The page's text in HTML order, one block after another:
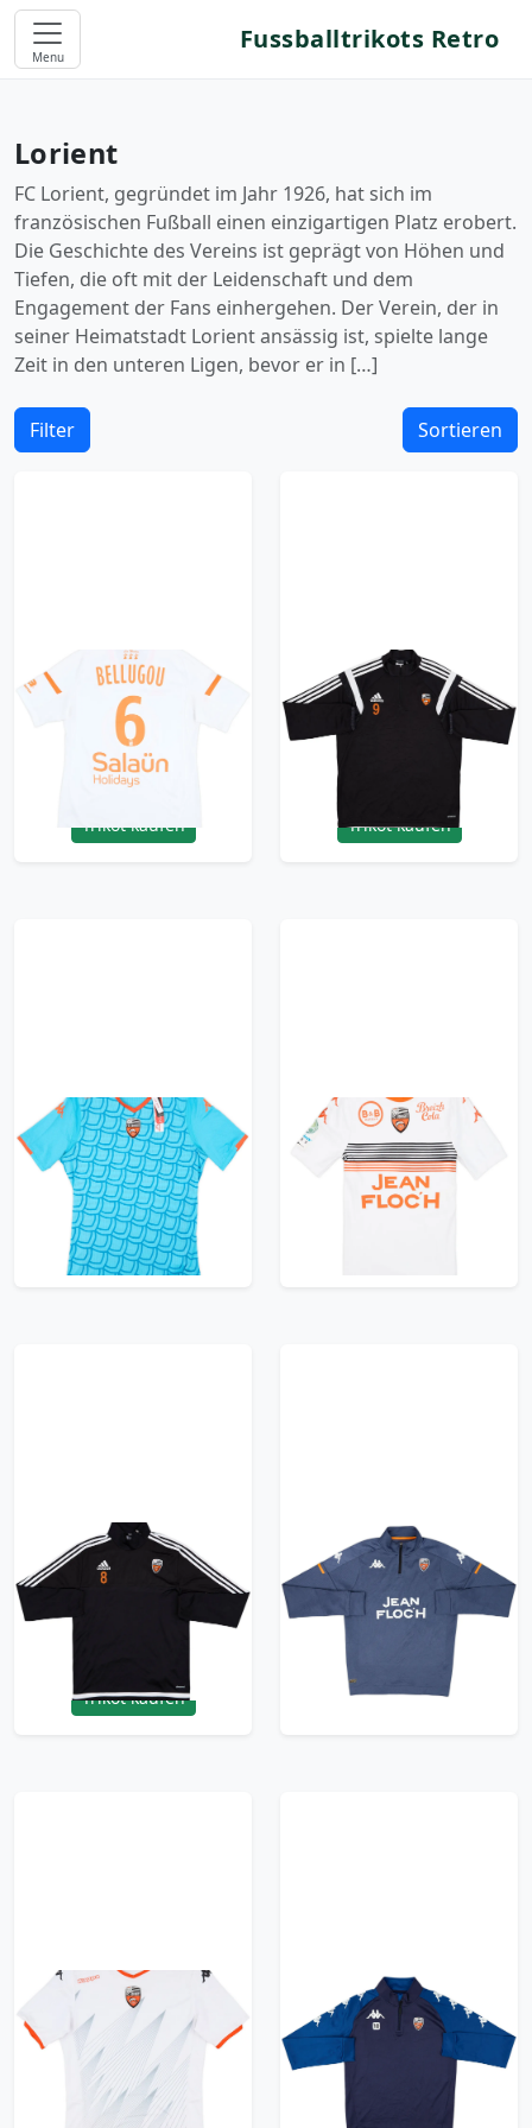
Menu
Fussballtrikots Retro
Lorient
FC Lorient, gegründet im Jahr 1926, hat sich im
französischen Fußball einen einzigartigen Platz erobert.
Die Geschichte des Vereins ist geprägt von Höhen und
Tiefen, die oft mit der Leidenschaft und dem
Engagement der Fans einhergehen. Der Verein, der in
seiner Heimatstadt Lorient ansässig ist, spielte lange
Zeit in den unteren Ligen, bevor er in […]
Filter Sortieren
2016-17 Lorient
Match Issue Barrages
Away Shirt Bellugou
#6
239.99£ · ca. €283
Trikot kaufen
2015-16 Lorient Player
Issue adidas 1/4 Zip
Training Top #9 - 8/10
71.99£ · ca. €85
Trikot kaufen
2018-19 Lorient Third
Shirt (XL)
59.99£ · ca. €71
Trikot kaufen
2017-18 FC Lorient
Authentic Away Shirt -
6/10 - (S/M)
59.99£ · ca. €71
2015-16 Lorient Player
Issue adidas 1/4 Zip
59.99£ · ca. €71
Trikot kaufen
2020-21 Lorient
Kappa 1/4 Zip Drill
Top - 9/10 - (M)
47.99£ · ca. €57
Trikot kaufen
2019-20 FC Lorient
Authentic Away Shirt -
6/10 - (XL)
41.99£ · ca. €50
Trikot kaufen
2020-21 Lorient
Kappa Player Issue
1/4 Zip Drill Top #10 -
41.99£ · ca. €50